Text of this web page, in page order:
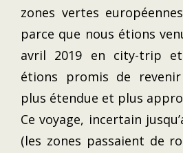
zones vertes
parce que nous étions
avril 2019 en city-trip
étions promis de
plus étendue et plus
Ce voyage, incertain
(les zones passaient de